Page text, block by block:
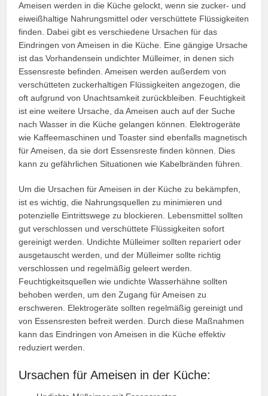
Ameisen werden in die Küche gelockt, wenn sie zucker- und
eiweißhaltige Nahrungsmittel oder verschüttete Flüssigkeiten
finden. Dabei gibt es verschiedene Ursachen für das
Eindringen von Ameisen in die Küche. Eine gängige Ursache
ist das Vorhandensein undichter Mülleimer, in denen sich
Essensreste befinden. Ameisen werden außerdem von
verschütteten zuckerhaltigen Flüssigkeiten angezogen, die
oft aufgrund von Unachtsamkeit zurückbleiben. Feuchtigkeit
ist eine weitere Ursache, da Ameisen auch auf der Suche
nach Wasser in die Küche gelangen können. Elektrogeräte
wie Kaffeemaschinen und Toaster sind ebenfalls magnetisch
für Ameisen, da sie dort Essensreste finden können. Dies
kann zu gefährlichen Situationen wie Kabelbränden führen.
Um die Ursachen für Ameisen in der Küche zu bekämpfen,
ist es wichtig, die Nahrungsquellen zu minimieren und
potenzielle Eintrittswege zu blockieren. Lebensmittel sollten
gut verschlossen und verschüttete Flüssigkeiten sofort
gereinigt werden. Undichte Mülleimer sollten repariert oder
ausgetauscht werden, und der Mülleimer sollte richtig
verschlossen und regelmäßig geleert werden.
Feuchtigkeitsquellen wie undichte Wasserhähne sollten
behoben werden, um den Zugang für Ameisen zu
erschweren. Elektrogeräte sollten regelmäßig gereinigt und
von Essensresten befreit werden. Durch diese Maßnahmen
kann das Eindringen von Ameisen in die Küche effektiv
reduziert werden.
Ursachen für Ameisen in der Küche: